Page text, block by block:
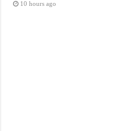
10 hours ago